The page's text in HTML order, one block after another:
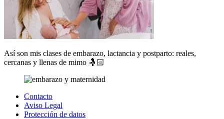
Así son mis clases de embarazo, lactancia y postparto: reales,
cercanas y llenas de mimo 🤱🏻
Contacto
Aviso Legal
Protección de datos